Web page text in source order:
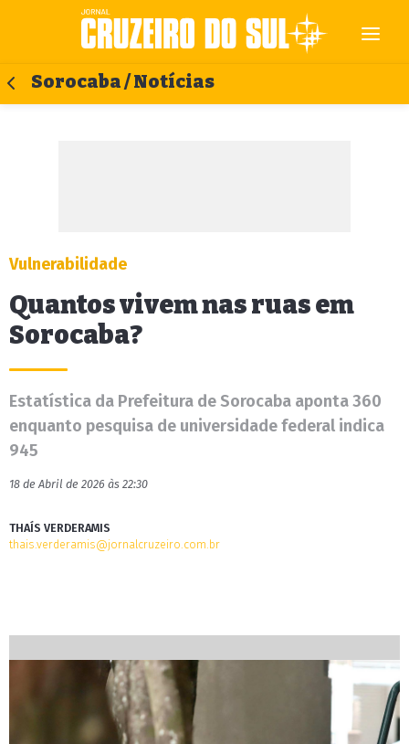
Sorocaba / Notícias
Vulnerabilidade
Quantos vivem nas ruas em
Sorocaba?
Estatística da Prefeitura de Sorocaba aponta 360
enquanto pesquisa de universidade federal indica
945
18 de Abril de 2026 às 22:30
THAÍS VERDERAMIS
thais.verderamis@jornalcruzeiro.com.br